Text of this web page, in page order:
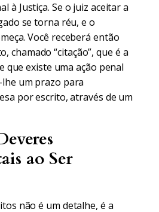
à Justiça. Se o juiz aceitar a
se torna réu, e o
Você receberá então
chamado “citação”, que é a
que existe uma ação penal
um prazo para
por escrito, através de um
ao Ser
não é um detalhe, é a